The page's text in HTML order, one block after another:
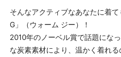
そんなアクティブなあなたに着
G」（ウォーム ジー）！
2010年のノーベル賞で話題にな
な炭素素材により、温かく着れ